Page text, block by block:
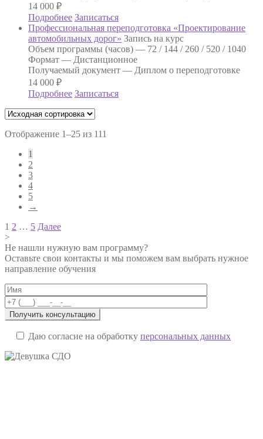
14 000 ₽
Подробнее Записаться
Профессиональная переподготовка «Проектирование
автомобильных дорог» Запись на курс
Объем программы (часов) — 72 / 144 / 260 / 520 / 1040
Формат — Дистанционное
Получаемый документ — Диплом о переподготовке
14 000 ₽
Подробнее Записаться
Отображение 1–25 из 111
1
2
3
4
5
→
Навигация
по
записям
1 2 … 5 Далее
>
Не нашли нужную вам программу?
Оставьте свои контакты и мы поможем вам выбрать нужное
направление обучения
Даю согласие на обработку персональных данных